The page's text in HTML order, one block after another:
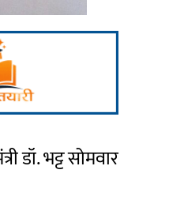
डॉ. भट्ट सोमवार